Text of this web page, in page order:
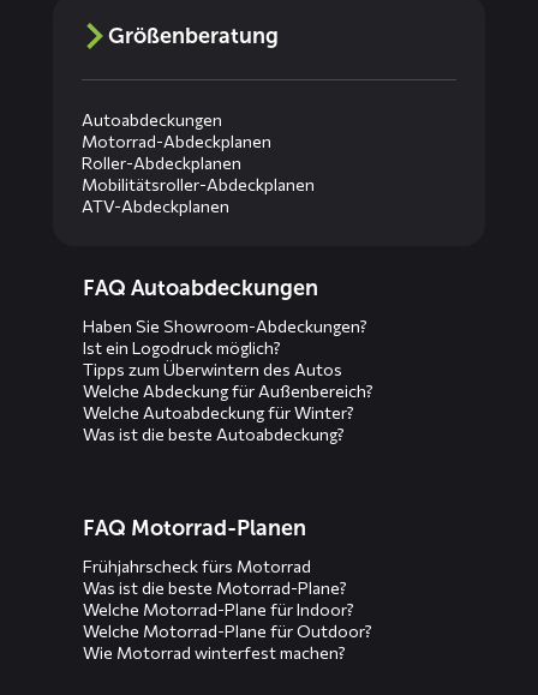
Größenberatung
Autoabdeckungen
Motorrad-Abdeckplanen
Roller-Abdeckplanen
Mobilitätsroller-Abdeckplanen
ATV-Abdeckplanen
menusFAQ Autoabdeckungen
Haben Sie Showroom-Abdeckungen?
Ist ein Logodruck möglich?
Tipps zum Überwintern des Autos
Welche Abdeckung für Außenbereich?
Welche Autoabdeckung für Winter?
Was ist die beste Autoabdeckung?
FAQ Motorrad-Planen
Frühjahrscheck fürs Motorrad
Was ist die beste Motorrad-Plane?
Welche Motorrad-Plane für Indoor?
Welche Motorrad-Plane für Outdoor?
Wie Motorrad winterfest machen?